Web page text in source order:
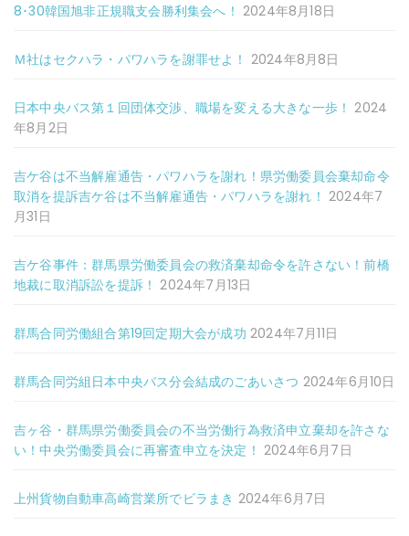
8･30韓国旭非正規職支会勝利集会へ！ 2024年8月18日
Ｍ社はセクハラ・パワハラを謝罪せよ！ 2024年8月8日
日本中央バス第１回団体交渉、職場を変える大きな一歩！ 2024
年8月2日
吉ケ谷は不当解雇通告・パワハラを謝れ！県労働委員会棄却命令
取消を提訴吉ケ谷は不当解雇通告・パワハラを謝れ！ 2024年7
月31日
吉ケ谷事件：群馬県労働委員会の救済棄却命令を許さない！前橋
地裁に取消訴訟を提訴！ 2024年7月13日
群馬合同労働組合第19回定期大会が成功 2024年7月11日
群馬合同労組日本中央バス分会結成のごあいさつ 2024年6月10日
吉ヶ谷・群馬県労働委員会の不当労働行為救済申立棄却を許さな
い！中央労働委員会に再審査申立を決定！ 2024年6月7日
上州貨物自動車高崎営業所でビラまき 2024年6月7日